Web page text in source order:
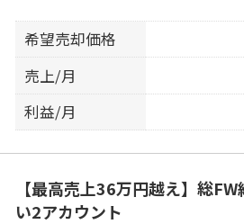
希望売却価格
売上/月
利益/月
【最高売上36万円越え】総
い2アカウント